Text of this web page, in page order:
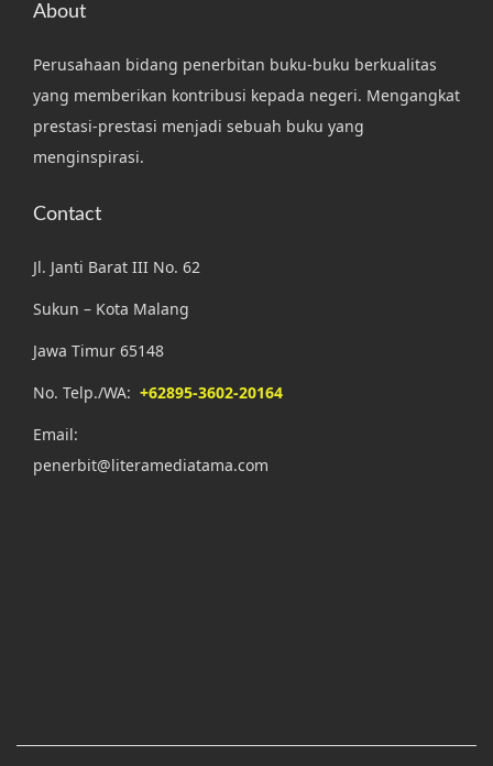
About
Perusahaan bidang penerbitan buku-buku berkualitas
yang memberikan kontribusi kepada negeri. Mengangkat
prestasi-prestasi menjadi sebuah buku yang
menginspirasi.
Contact
Jl. Janti Barat III No. 62
Sukun – Kota Malang
Jawa Timur 65148
No. Telp./WA: +62895-3602-20164
Email:
penerbit@literamediatama.com